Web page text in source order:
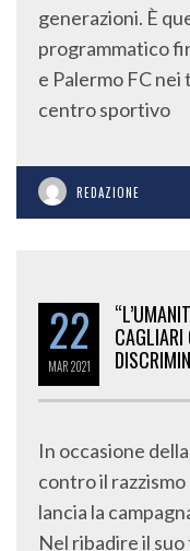
generazioni. È
programmatico
e Palermo FC
centro sportivo
REDAZIONE
22
MAR2021
CAGLIARI
In occasione
contro il
lancia la
Nel ribadire il